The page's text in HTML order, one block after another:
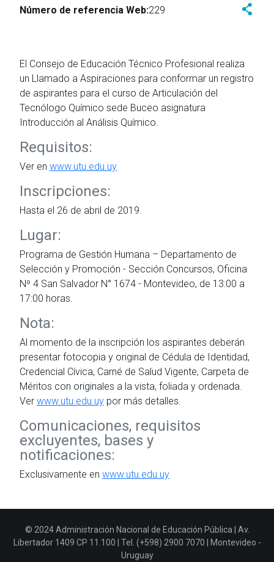
Número de referencia Web:229
El Consejo de Educación Técnico Profesional realiza
un Llamado a Aspiraciones para conformar un registro
de aspirantes para el curso de Articulación del
Tecnólogo Químico sede Buceo asignatura
Introducción al Análisis Químico.
Requisitos:
Ver en www.utu.edu.uy
Inscripciones:
Hasta el 26 de abril de 2019.
Lugar:
Programa de Gestión Humana – Departamento de
Selección y Promoción - Sección Concursos, Oficina
Nº 4 San Salvador N° 1674 - Montevideo, de 13:00 a
17:00 horas.
Nota:
Al momento de la inscripción los aspirantes deberán
presentar fotocopia y original de Cédula de Identidad,
Credencial Cívica, Carné de Salud Vigente, Carpeta de
Méritos con originales a la vista, foliada y ordenada.
Ver www.utu.edu.uy por más detalles.
Comunicaciones, requisitos
excluyentes, bases y
notificaciones:
Exclusivamente en www.utu.edu.uy
© 2024 Administración Nacional de Educación Pública | Av.
Libertador 1409 CP 11.100 | Tel. (+598) 2900 7070 | Montevideo -
Uruguay